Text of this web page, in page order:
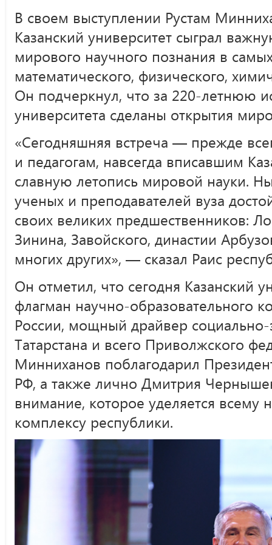
В своем выступлении Рустам
Казанский университет сыграл
мирового научного познания в
математического, физического,
Он подчеркнул, что за 220-летнюю
университета сделаны открытия
«Сегодняшняя встреча — прежде
и педагогам, навсегда вписавшим
славную летопись мировой науки.
ученых и преподавателей вуза
своих великих предшественников:
Зинина, Завойского, династии
многих других», — сказал Раис
Он отметил, что сегодня Казанский
флагман научно-образовательного
России, мощный драйвер социально-
Татарстана и всего Приволжского
Минниханов поблагодарил
РФ, а также лично Дмитрия
внимание, которое уделяется всему
комплексу республики.